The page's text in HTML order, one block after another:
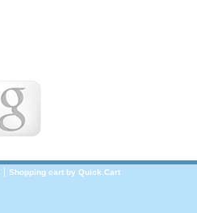
Shopping cart by Quick.Cart